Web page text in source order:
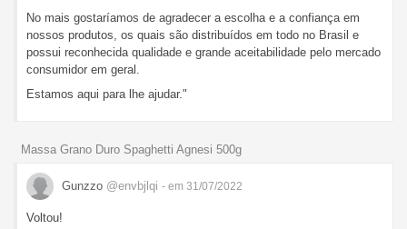
No mais gostaríamos de agradecer a escolha e a confiança em
nossos produtos, os quais são distribuídos em todo no Brasil e
possui reconhecida qualidade e grande aceitabilidade pelo mercado
consumidor em geral.
Estamos aqui para lhe ajudar."
Massa Grano Duro Spaghetti Agnesi 500g
Gunzzo @envbjlqi - em 31/07/2022
Voltou!